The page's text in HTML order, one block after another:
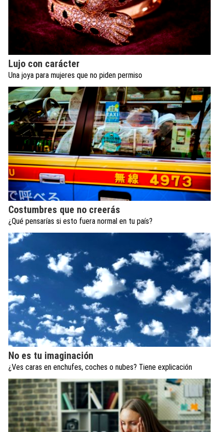
Lujo con carácter
Una joya para mujeres que no piden permiso
Costumbres que no creerás
¿Qué pensarías si esto fuera normal en tu país?
No es tu imaginación
¿Ves caras en enchufes, coches o nubes? Tiene explicación